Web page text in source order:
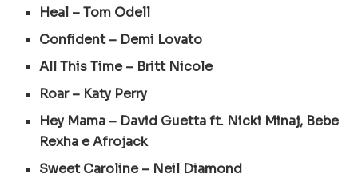
Heal – Tom Odell
Confident – Demi Lovato
All This Time – Britt Nicole
Roar – Katy Perry
Hey Mama – David Guetta ft. Nicki Minaj, Bebe
Rexha e Afrojack
Sweet Caroline – Neil Diamond